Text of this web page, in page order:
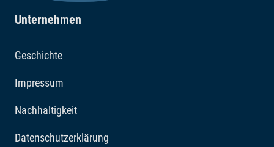
Unternehmen
Geschichte
Impressum
Nachhaltigkeit
Datenschutzerklärung